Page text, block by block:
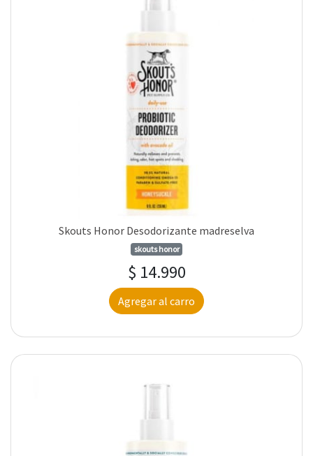
Skouts Honor Desodorizante madreselva
skouts honor
$ 14.990
Agregar al carro